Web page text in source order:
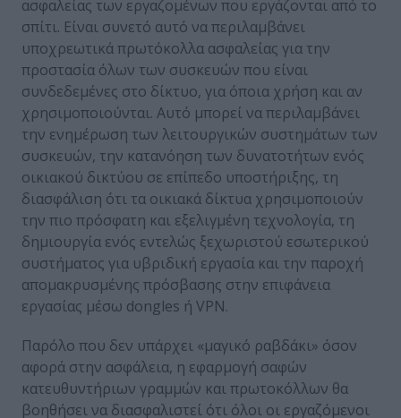
ασφαλείας των εργαζομένων που εργάζονται από το
σπίτι. Είναι συνετό αυτό να περιλαμβάνει
υποχρεωτικά πρωτόκολλα ασφαλείας για την
προστασία όλων των συσκευών που είναι
συνδεδεμένες στο δίκτυο, για όποια χρήση και αν
χρησιμοποιούνται. Αυτό μπορεί να περιλαμβάνει
την ενημέρωση των λειτουργικών συστημάτων των
συσκευών, την κατανόηση των δυνατοτήτων ενός
οικιακού δικτύου σε επίπεδο υποστήριξης, τη
διασφάλιση ότι τα οικιακά δίκτυα χρησιμοποιούν
την πιο πρόσφατη και εξελιγμένη τεχνολογία, τη
δημιουργία ενός εντελώς ξεχωριστού εσωτερικού
συστήματος για υβριδική εργασία και την παροχή
απομακρυσμένης πρόσβασης στην επιφάνεια
εργασίας μέσω dongles ή VPN.
Παρόλο που δεν υπάρχει «μαγικό ραβδάκι» όσον
αφορά στην ασφάλεια, η εφαρμογή σαφών
κατευθυντήριων γραμμών και πρωτοκόλλων θα
βοηθήσει να διασφαλιστεί ότι όλοι οι εργαζόμενοι